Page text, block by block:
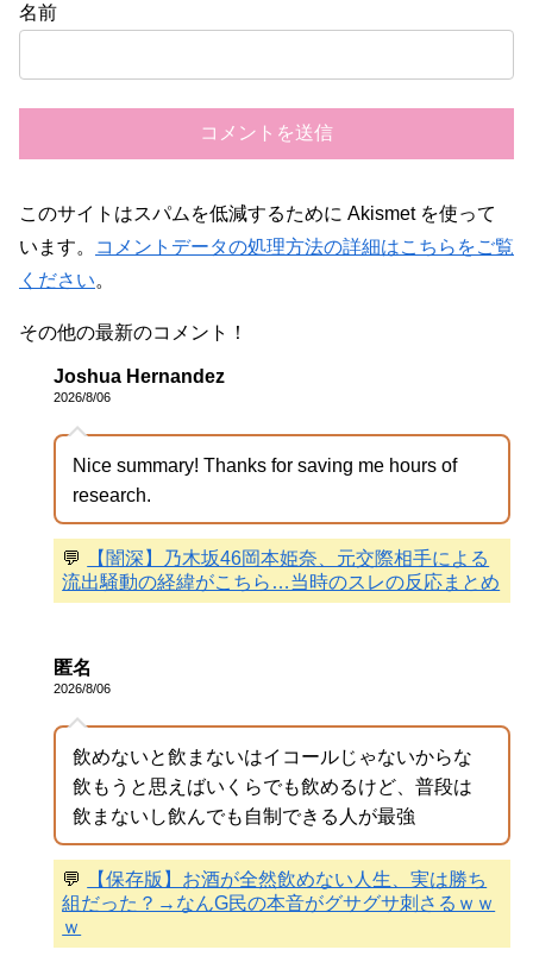
名前
このサイトはスパムを低減するために Akismet を使って
います。
コメントデータの処理方法の詳細はこちらをご覧
ください。
その他の最新のコメント！
Joshua Hernandez
2026/8/06
Nice summary! Thanks for saving me hours of
research.
💬
【闇深】乃木坂46岡本姫奈、元交際相手による
流出騒動の経緯がこちら…当時のスレの反応まとめ
匿名
2026/8/06
飲めないと飲まないはイコールじゃないからな
飲もうと思えばいくらでも飲めるけど、普段は
飲まないし飲んでも自制できる人が最強
💬
【保存版】お酒が全然飲めない人生、実は勝ち
組だった？→なんG民の本音がグサグサ刺さるｗｗ
ｗ